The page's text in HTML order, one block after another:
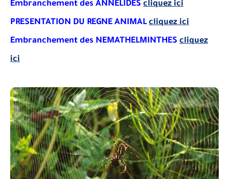
Embranchement des ANNELIDES cliquez ici
PRESENTATION DU REGNE ANIMAL cliquez ici
Embranchement des NEMATHELMINTHES cliquez
ici